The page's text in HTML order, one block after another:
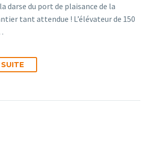
darse du port de plaisance de la
tant attendue ! L’élévateur de 150